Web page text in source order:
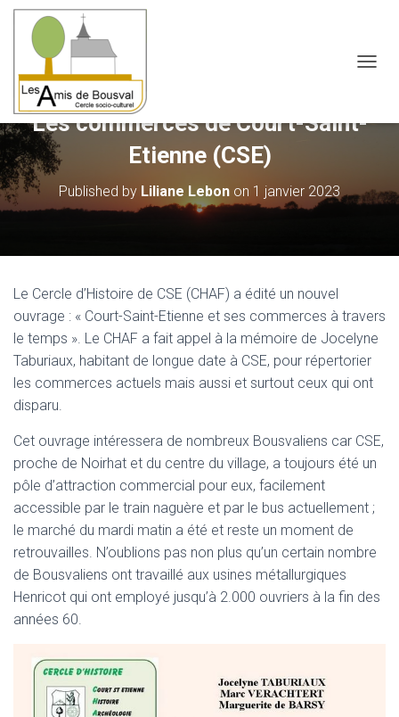
Les commerces de Court-Saint-
Etienne (CSE)
Published by Liliane Lebon on 1 janvier 2023
Le Cercle d’Histoire de CSE (CHAF) a édité un nouvel
ouvrage : « Court-Saint-Etienne et ses commerces à travers
le temps ». Le CHAF a fait appel à la mémoire de Jocelyne
Taburiaux, habitant de longue date à CSE, pour répertorier
les commerces actuels mais aussi et surtout ceux qui ont
disparu.
Cet ouvrage intéressera de nombreux Bousvaliens car CSE,
proche de Noirhat et du centre du village, a toujours été un
pôle d’attraction commercial pour eux, facilement
accessible par le train naguère et par le bus actuellement ;
le marché du mardi matin a été et reste un moment de
retrouvailles. N’oublions pas non plus qu’un certain nombre
de Bousvaliens ont travaillé aux usines métallurgiques
Henricot qui ont employé jusqu’à 2.000 ouvriers à la fin des
années 60.